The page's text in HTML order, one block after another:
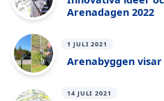
Arenadagen 2022
1 JULI 2021
Arenabyggen
14 JULI 2021